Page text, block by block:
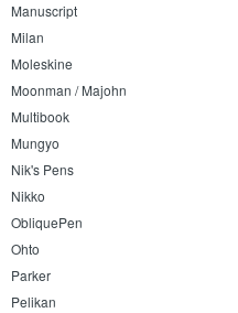
Manuscript
Milan
Moleskine
Moonman / Majohn
Multibook
Mungyo
Nik's Pens
Nikko
ObliquePen
Ohto
Parker
Pelikan